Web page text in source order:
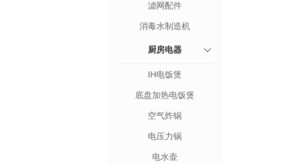
滤网配件
消毒水制造机
厨房电器
IH电饭煲
底盘加热电饭煲
空气炸锅
电压力锅
电水壶